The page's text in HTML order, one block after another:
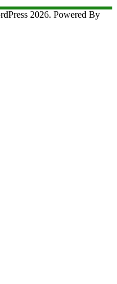
2026. Powered By